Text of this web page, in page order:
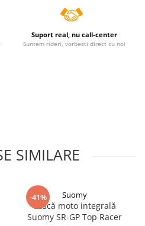
Suport real, nu call-center
Suntem rideri, vorbesti direct cu noi
SIMILARE
-41% Suomy
Cască moto integrală
Suomy SR-GP Top Racer